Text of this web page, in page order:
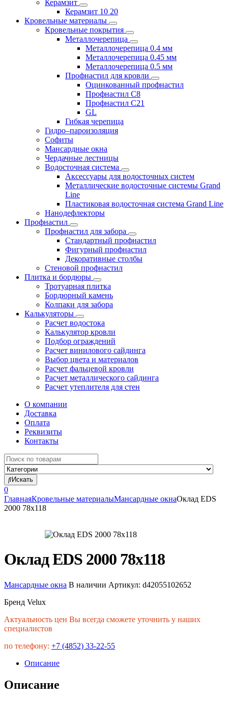
Керамзит
Керамзит 10 20
Кровельные материалы
Кровельные покрытия
Металлочерепица
Металлочерепица 0.4 мм
Металлочерепица 0.45 мм
Металлочерепица 0.5 мм
Профнастил для кровли
Оцинкованный профнастил
Профнастил С8
Профнастил С21
GL
Гибкая черепица
Гидро–пароизоляция
Софиты
Мансардные окна
Чердачные лестницы
Водосточная система
Аксессуары для водосточных систем
Металлические водосточные системы Grand
Line
Пластиковая водосточная система Grand Line
Нанодефлекторы
Профнастил
Профнастил для забора
Стандартный профнастил
Фигурный профнастил
Декоративные столбы
Стеновой профнастил
Плитка и бордюры
Тротуарная плитка
Бордюрный камень
Колпаки для забора
Калькуляторы
Расчет водостока
Калькулятор кровли
Подбор ограждений
Расчет винилового сайдинга
Выбор цвета и материалов
Расчет фальцевой кровли
Расчет металлического сайдинга
Расчет утеплителя для стен
О компании
Доставка
Оплата
Реквизиты
Контакты
Search
for:
Искать
0
ГлавнаяКровельные материалыМансардные окнаОклад EDS
2000 78х118
Оклад EDS 2000 78х118
Мансардные окна В наличии Артикул: d42055102652
Бренд Velux
Актуальность цен Вы всегда сможете уточнить у наших
специалистов
по телефону: +7 (4852) 33-22-55
Описание
Описание